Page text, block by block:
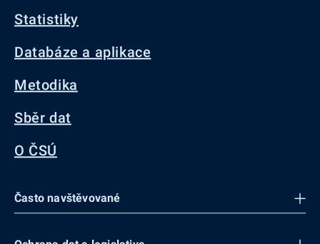
Statistiky
Databáze a aplikace
Metodika
Sběr dat
O ČSÚ
Často navštěvované